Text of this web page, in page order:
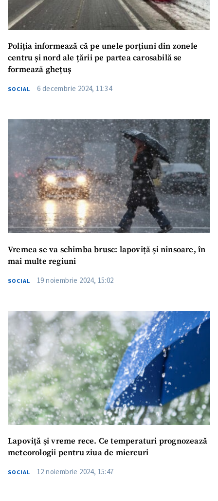
Trimite o informație
Despre ZdG
in English
на русском
Poliția informează că pe unele porțiuni din zonele
centru și nord ale țării pe partea carosabilă se
formează ghețuș
SOCIAL 6 decembrie 2024, 11:34
Vremea se va schimba brusc: lapoviță și ninsoare, în
mai multe regiuni
SOCIAL 19 noiembrie 2024, 15:02
Lapoviță și vreme rece. Ce temperaturi prognozează
meteorologii pentru ziua de miercuri
SOCIAL 12 noiembrie 2024, 15:47